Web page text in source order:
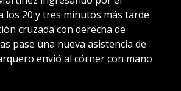
los 20 y tres minutos más tarde
cruzada con derecha de
pase una nueva asistencia de
envió al córner con mano